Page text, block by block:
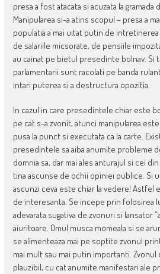
presa a fost atacata si acuzata la
Manipularea si-a atins scopul – presa a
populatia a mai uitat putin de
de salariile micsorate, de pensiile
au cainat pe bietul presedinte bolnav. Si
parlamentarii sunt racolati pe banda
intari puterea si a destructura opozitia.
In cazul in care presedintele chiar este
pe cat s-a zvonit, atunci manipularea
pusa la punct si executata ca la carte.
presedintele sa aiba anumite probleme
domnia sa, dar mai ales anturajul si cei
tina ascunse de ochii opiniei publice. Si
ascunzi ceva este chiar la vedere! Astfel
de interesanta. Se incepe prin folosirea
adevarata sugativa de zvonuri si lansator
aiuritoare. Omul musca momeala si se
se alimenteaza mai pe soptite zvonul
mai mult sau mai putin importanti. Zvonul
plauzibil, cu cat anumite manifestari ale